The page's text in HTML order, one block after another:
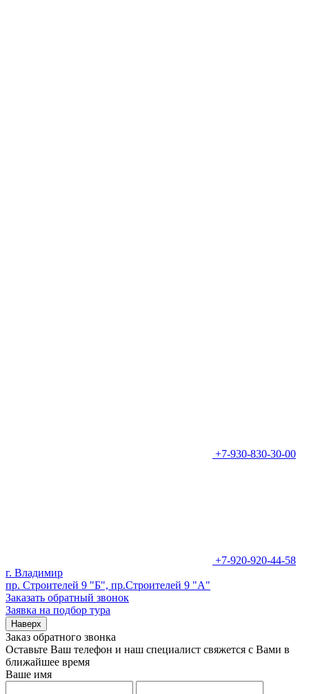
+7-930-830-30-00
+7-920-920-44-58
г. Владимир
пр. Строителей 9 "Б", пр.Строителей 9 "А"
Заказать обратный звонок
Заявка на подбор тура
Наверх
Заказ обратного звонка
Оставьте Ваш телефон и наш специалист свяжется с Вами в
ближайшее время
Ваше имя